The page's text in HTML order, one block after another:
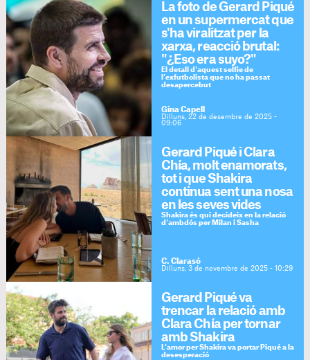
La foto de Gerard Piqué
en un supermercat que
s'ha viralitzat per la
xarxa, reacció brutal:
"¿Eso era suyo?"
El detall d'aquest selfie de
l'exfutbolista que no ha passat
desapercebut
Gina Capell
Dilluns, 22 de desembre de 2025 -
09:06
Gerard Piqué i Clara
Chía, molt enamorats,
tot i que Shakira
continua sent una nosa
en les seves vides
Shakira és qui decideix en la relació
d'ambdós per Milan i Sasha
C. Clarasó
Dilluns, 3 de novembre de 2025 - 10:29
Gerard Piqué va
trencar la relació amb
Clara Chía per tornar
amb Shakira
L'amor per Shakira va portar Piqué a la
desesperació